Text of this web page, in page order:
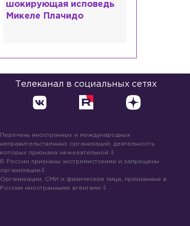
разочаровался в высшем
образовании?
Телеканал в социальных сетях
Перечень иностранных и международных
неправительственных организаций, деятельность
которых признана нежелательной:
В России признаны экстремистскими и запрещены
организации
Организации, СМИ и физические лица, признанные в
России иностранными агентами: